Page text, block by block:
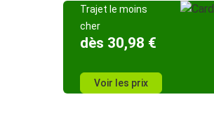
Trajet le moins
cher
dès 30,98 €
Voir les prix